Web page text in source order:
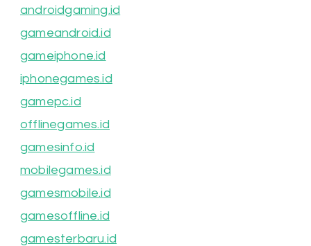
androidgaming.id
gameandroid.id
gameiphone.id
iphonegames.id
gamepc.id
offlinegames.id
gamesinfo.id
mobilegames.id
gamesmobile.id
gamesoffline.id
gamesterbaru.id